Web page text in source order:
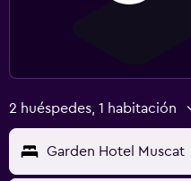
2 huéspedes, 1 habitación
Garden Hotel Muscat